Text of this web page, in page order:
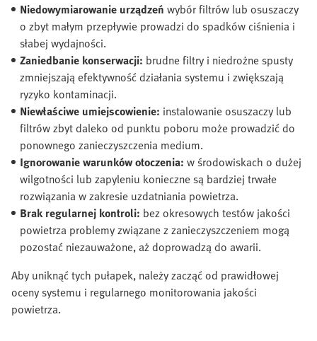
Niedowymiarowanie urządzeń wybór filtrów lub osuszaczy
o zbyt małym przepływie prowadzi do spadków ciśnienia i
słabej wydajności.
Zaniedbanie konserwacji: brudne filtry i niedrożne spusty
zmniejszają efektywność działania systemu i zwiększają
ryzyko kontaminacji.
Niewłaściwe umiejscowienie: instalowanie osuszaczy lub
filtrów zbyt daleko od punktu poboru może prowadzić do
ponownego zanieczyszczenia medium.
Ignorowanie warunków otoczenia: w środowiskach o dużej
wilgotności lub zapyleniu konieczne są bardziej trwałe
rozwiązania w zakresie uzdatniania powietrza.
Brak regularnej kontroli: bez okresowych testów jakości
powietrza problemy związane z zanieczyszczeniem mogą
pozostać niezauważone, aż doprowadzą do awarii.
Aby uniknąć tych pułapek, należy zacząć od prawidłowej
oceny systemu i regularnego monitorowania jakości
powietrza.